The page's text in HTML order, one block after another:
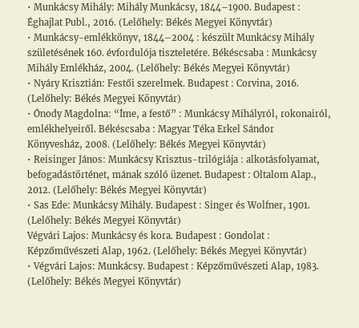
• Munkácsy Mihály: Mihály Munkácsy, 1844–1900. Budapest :
Éghajlat Publ., 2016. (Lelőhely: Békés Megyei Könyvtár)
• Munkácsy-emlékkönyv, 1844–2004 : készült Munkácsy Mihály
születésének 160. évfordulója tiszteletére. Békéscsaba : Munkácsy
Mihály Emlékház, 2004. (Lelőhely: Békés Megyei Könyvtár)
• Nyáry Krisztián: Festői szerelmek. Budapest : Corvina, 2016.
(Lelőhely: Békés Megyei Könyvtár)
• Ónody Magdolna: “Íme, a festő” : Munkácsy Mihályról, rokonairól,
emlékhelyeiről. Békéscsaba : Magyar Téka Erkel Sándor
Könyvesház, 2008. (Lelőhely: Békés Megyei Könyvtár)
• Reisinger János: Munkácsy Krisztus-trilógiája : alkotásfolyamat,
befogadástörténet, mának szóló üzenet. Budapest : Oltalom Alap.,
2012. (Lelőhely: Békés Megyei Könyvtár)
• Sas Ede: Munkácsy Mihály. Budapest : Singer és Wolfner, 1901.
(Lelőhely: Békés Megyei Könyvtár)
Végvári Lajos: Munkácsy és kora. Budapest : Gondolat :
Képzőművészeti Alap, 1962. (Lelőhely: Békés Megyei Könyvtár)
• Végvári Lajos: Munkácsy. Budapest : Képzőművészeti Alap, 1983.
(Lelőhely: Békés Megyei Könyvtár)